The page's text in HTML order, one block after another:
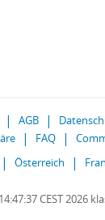
AGB
FAQ
Österreich
CEST 2026